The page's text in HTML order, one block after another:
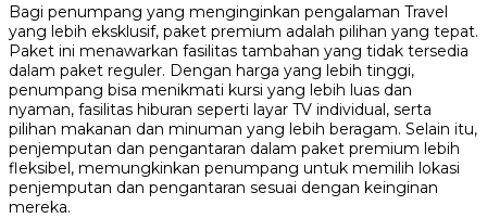
Bagi penumpang yang menginginkan pengalaman Travel
yang lebih eksklusif, paket premium adalah pilihan yang tepat.
Paket ini menawarkan fasilitas tambahan yang tidak tersedia
dalam paket reguler. Dengan harga yang lebih tinggi,
penumpang bisa menikmati kursi yang lebih luas dan
nyaman, fasilitas hiburan seperti layar TV individual, serta
pilihan makanan dan minuman yang lebih beragam. Selain itu,
penjemputan dan pengantaran dalam paket premium lebih
fleksibel, memungkinkan penumpang untuk memilih lokasi
penjemputan dan pengantaran sesuai dengan keinginan
mereka.